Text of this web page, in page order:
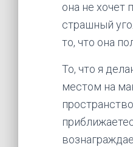
она не хочет
страшный
то, что она
То, что я
местом на